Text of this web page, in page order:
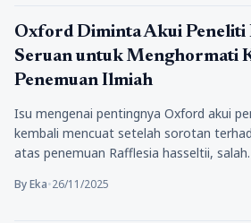
Berita
Oxford Diminta Akui Peneliti
Seruan untuk Menghormati
Penemuan Ilmiah
Isu mengenai pentingnya Oxford akui
kembali mencuat setelah sorotan
atas penemuan Rafflesia hasseltii,
By Eka•26/11/2025